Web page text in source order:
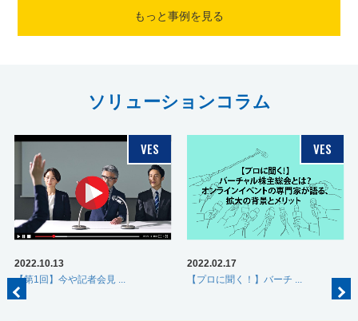
もっと事例を見る
ソリューションコラム
VES
2022.10.13
【第1回】今や記者会見 ...
VES
2022.02.17
【プロに聞く！】バーチ ...